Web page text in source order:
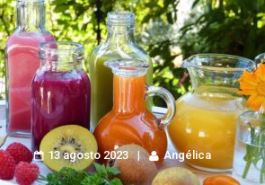
13 agosto 2023 Angélica